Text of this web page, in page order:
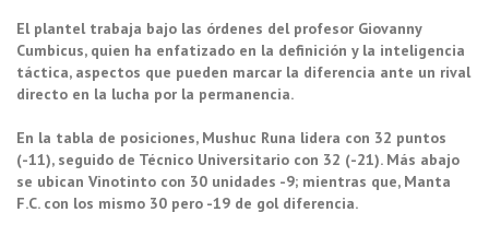
El plantel trabaja bajo las órdenes del profesor Giovanny
Cumbicus, quien ha enfatizado en la definición y la inteligencia
táctica, aspectos que pueden marcar la diferencia ante un rival
directo en la lucha por la permanencia.
En la tabla de posiciones, Mushuc Runa lidera con 32 puntos
(-11), seguido de Técnico Universitario con 32 (-21). Más abajo
se ubican Vinotinto con 30 unidades -9; mientras que, Manta
F.C. con los mismo 30 pero -19 de gol diferencia.